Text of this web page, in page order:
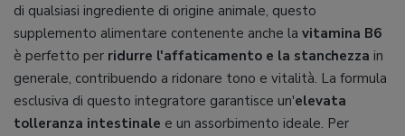
di qualsiasi ingrediente di origine animale, questo
supplemento alimentare contenente anche la vitamina B6
è perfetto per ridurre l'affaticamento e la stanchezza in
generale, contribuendo a ridonare tono e vitalità. La formula
esclusiva di questo integratore garantisce un'elevata
tolleranza intestinale e un assorbimento ideale. Per